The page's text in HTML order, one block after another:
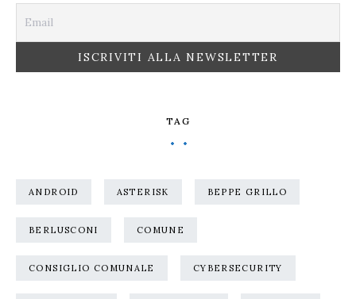
TAG
ANDROID ASTERISK BEPPE GRILLO
BERLUSCONI COMUNE
CONSIGLIO COMUNALE CYBERSECURITY